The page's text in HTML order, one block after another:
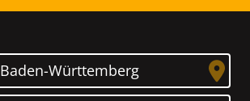
Baden-Württemberg